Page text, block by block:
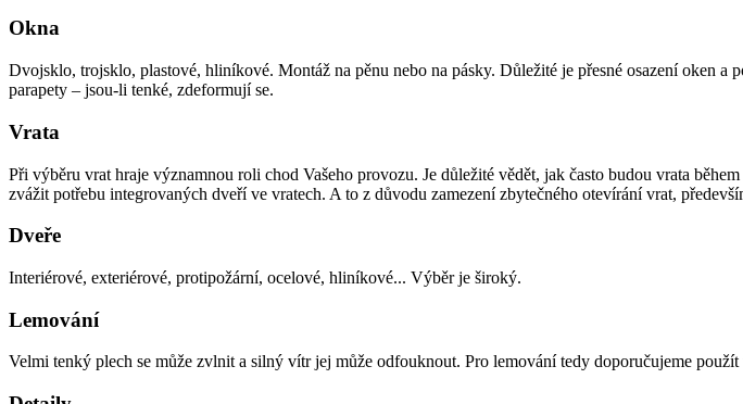
Okna
Dvojsklo, trojsklo, plastové, hliníkové. Montáž na pěnu nebo na pásky. Důležité je přesné osazení oken
parapety – jsou-li tenké, zdeformují se.
Vrata
Při výběru vrat hraje významnou roli chod Vašeho provozu. Je důležité vědět, jak často budou vrata
zvážit potřebu integrovaných dveří ve vratech. A to z důvodu zamezení zbytečného otevírání vrat,
Dveře
Interiérové, exteriérové, protipožární, ocelové, hliníkové... Výběr je široký.
Lemování
Velmi tenký plech se může zvlnit a silný vítr jej může odfouknout. Pro lemování tedy doporučujeme